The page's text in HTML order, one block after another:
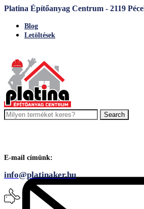
Platina Építőanyag Centrum - 2119
Blog
Letöltések
Search
E-mail címünk:
info@platinaker.hu